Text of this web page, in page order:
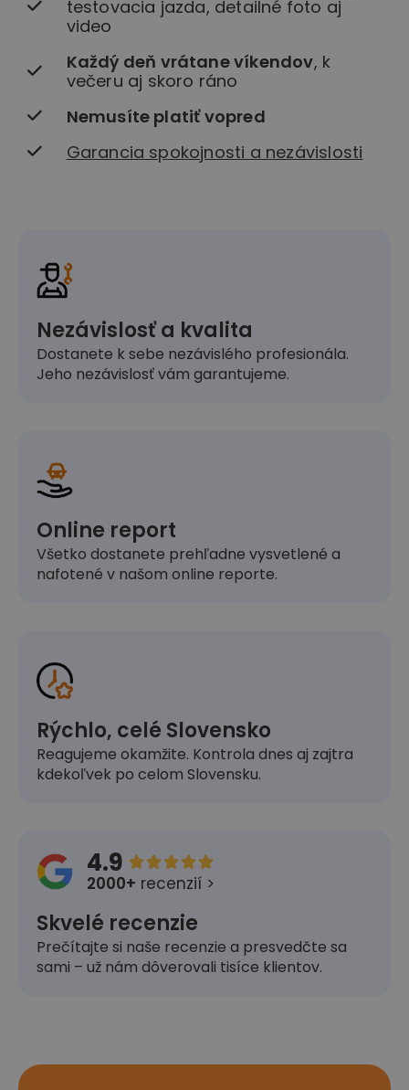
testovacia jazda, detailné foto aj
video
Každý deň vrátane víkendov, k
večeru aj skoro ráno
Nemusíte platiť vopred
Garancia spokojnosti a nezávislosti
Nezávislosť a kvalita
Dostanete k sebe nezávislého profesionála.
Jeho nezávislosť vám garantujeme.
Online report
Všetko dostanete prehľadne vysvetlené a
nafotené v našom online reporte.
Rýchlo, celé Slovensko
Reagujeme okamžite. Kontrola dnes aj zajtra
kdekoľvek po celom Slovensku.
4.9 
2000+ recenzií >
Skvelé recenzie
Prečítajte si naše recenzie a presvedčte sa
sami – už nám dôverovali tisíce klientov.